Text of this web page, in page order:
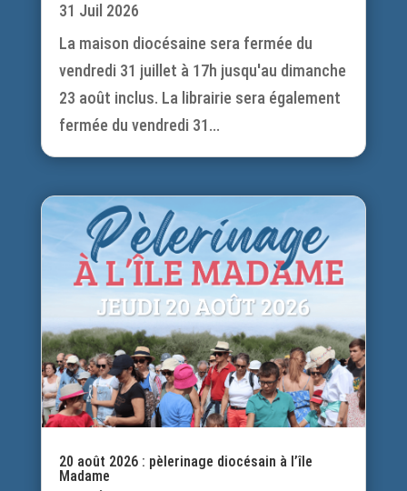
31 Juil 2026
La maison diocésaine sera fermée du
vendredi 31 juillet à 17h jusqu'au dimanche
23 août inclus. La librairie sera également
fermée du vendredi 31...
20 août 2026 : pèlerinage diocésain à l’île
Madame